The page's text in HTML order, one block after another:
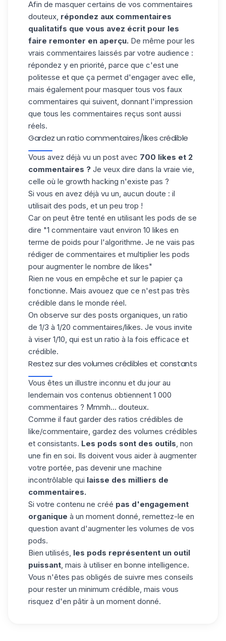
Afin de masquer certains de vos commentaires
douteux, répondez aux commentaires
qualitatifs que vous avez écrit pour les
faire remonter en aperçu. De même pour les
vrais commentaires laissés par votre audience :
répondez y en priorité, parce que c'est une
politesse et que ça permet d'engager avec elle,
mais également pour masquer tous vos faux
commentaires qui suivent, donnant l'impression
que tous les commentaires reçus sont aussi
réels.
Gardez un ratio commentaires/likes crédible
Vous avez déjà vu un post avec 700 likes et 2
commentaires ? Je veux dire dans la vraie vie,
celle où le growth hacking n'existe pas ?
Si vous en avez déjà vu un, aucun doute : il
utilisait des pods, et un peu trop !
Car on peut être tenté en utilisant les pods de se
dire "1 commentaire vaut environ 10 likes en
terme de poids pour l'algorithme. Je ne vais pas
rédiger de commentaires et multiplier les pods
pour augmenter le nombre de likes"
Rien ne vous en empêche et sur le papier ça
fonctionne. Mais avouez que ce n'est pas très
crédible dans le monde réel.
On observe sur des posts organiques, un ratio
de 1/3 à 1/20 commentaires/likes. Je vous invite
à viser 1/10, qui est un ratio à la fois efficace et
crédible.
Restez sur des volumes crédibles et constants
Vous êtes un illustre inconnu et du jour au
lendemain vos contenus obtiennent 1 000
commentaires ? Mmmh... douteux.
Comme il faut garder des ratios crédibles de
like/commentaire, gardez des volumes crédibles
et consistants. Les pods sont des outils, non
une fin en soi. Ils doivent vous aider à augmenter
votre portée, pas devenir une machine
incontrôlable qui laisse des milliers de
commentaires.
Si votre contenu ne créé pas d'engagement
organique à un moment donné, remettez-le en
question avant d'augmenter les volumes de vos
pods.
Bien utilisés, les pods représentent un outil
puissant, mais à utiliser en bonne intelligence.
Vous n'êtes pas obligés de suivre mes conseils
pour rester un minimum crédible, mais vous
risquez d'en pâtir à un moment donné.